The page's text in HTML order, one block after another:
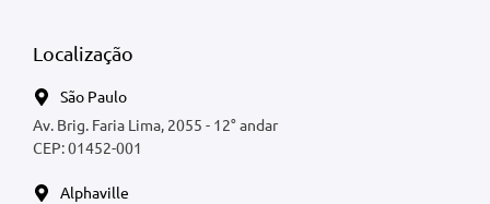
Localização
São Paulo
Av. Brig. Faria Lima, 2055 - 12° andar
CEP: 01452-001
Alphaville